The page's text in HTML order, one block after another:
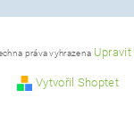
práva vyhrazena
Vytvořil Shoptet